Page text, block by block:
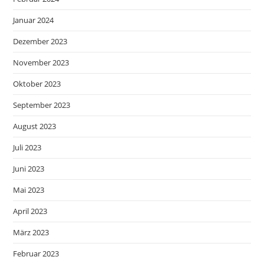
Januar 2024
Dezember 2023
November 2023
Oktober 2023
September 2023
August 2023
Juli 2023
Juni 2023
Mai 2023
April 2023
März 2023
Februar 2023